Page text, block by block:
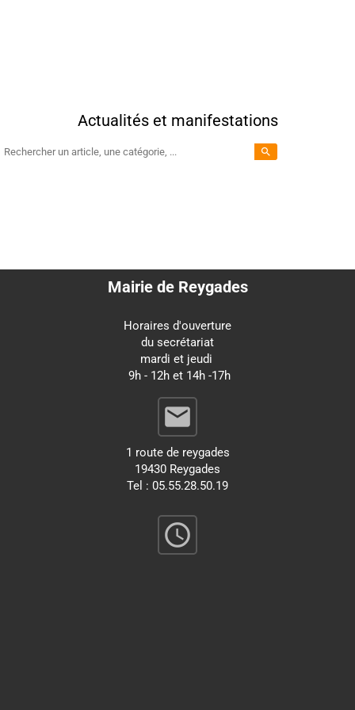
Actualités et manifestations
search
Mairie de Reygades
Horaires d'ouverture
du secrétariat
mardi et jeudi
9h - 12h et 14h -17h
email
1 route de reygades
19430 Reygades
Tel : 05.55.28.50.19
query_builder